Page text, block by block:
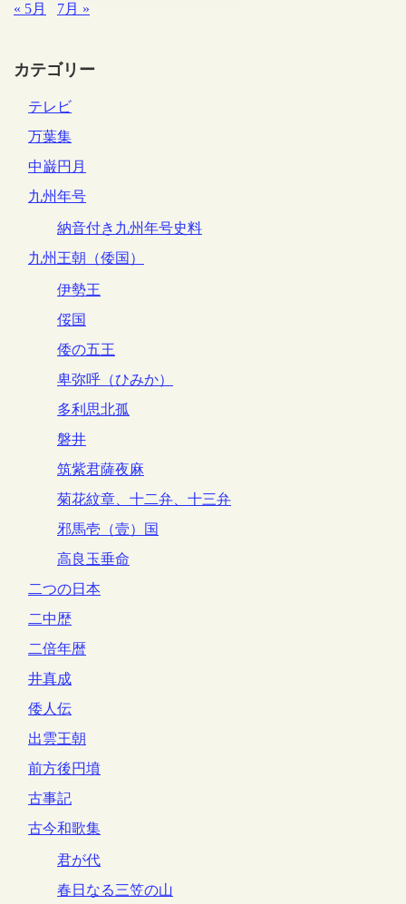
« 5月
7月 »
カテゴリー
テレビ
万葉集
中巌円月
九州年号
納音付き九州年号史料
九州王朝（倭国）
伊勢王
俀国
倭の五王
卑弥呼（ひみか）
多利思北孤
磐井
筑紫君薩夜麻
菊花紋章、十二弁、十三弁
邪馬壱（壹）国
高良玉垂命
二つの日本
二中歴
二倍年暦
井真成
倭人伝
出雲王朝
前方後円墳
古事記
古今和歌集
君が代
春日なる三笠の山